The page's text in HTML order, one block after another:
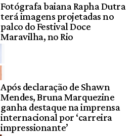
Fotógrafa baiana Rapha Dutra
terá imagens projetadas no
palco do Festival Doce
Maravilha, no Rio
Após declaração de Shawn
Mendes, Bruna Marquezine
ganha destaque na imprensa
internacional por ‘carreira
impressionante’